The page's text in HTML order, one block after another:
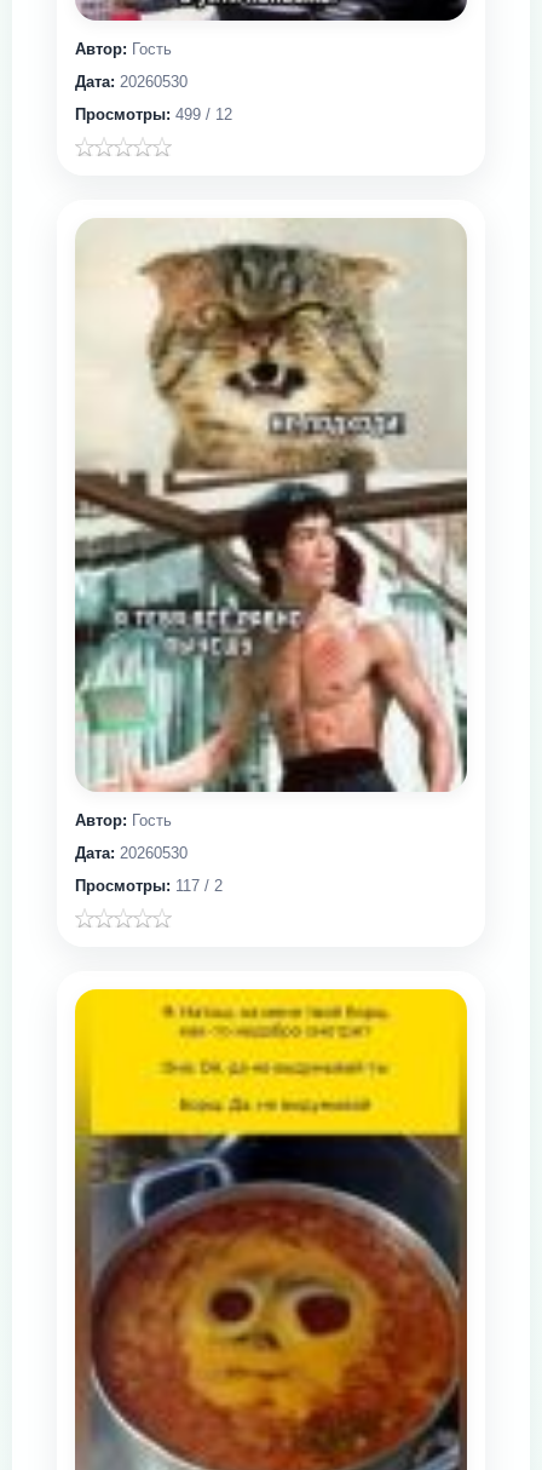
Автор: Гость
Дата: 20260530
Просмотры: 499 / 12
Автор: Гость
Дата: 20260530
Просмотры: 117 / 2